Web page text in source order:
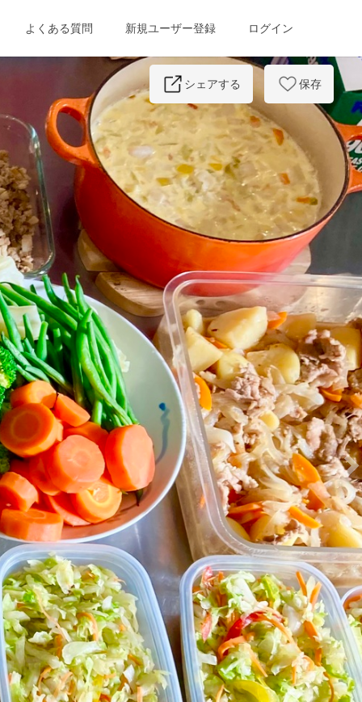
よくある質問 新規ユーザー登録 ログイン
Next
シェアする 保存